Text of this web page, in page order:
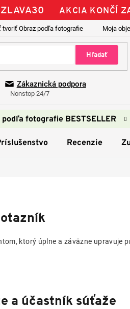
AKCIA KONČÍ
tvoriť Obraz podľa fotografie Moja
Hľadať
Zákaznická podpora
Nonstop 24/7
fotografie BESTSELLER
Recenzie
ktorý úplne a záväzne upravuje
a účastník súťaže